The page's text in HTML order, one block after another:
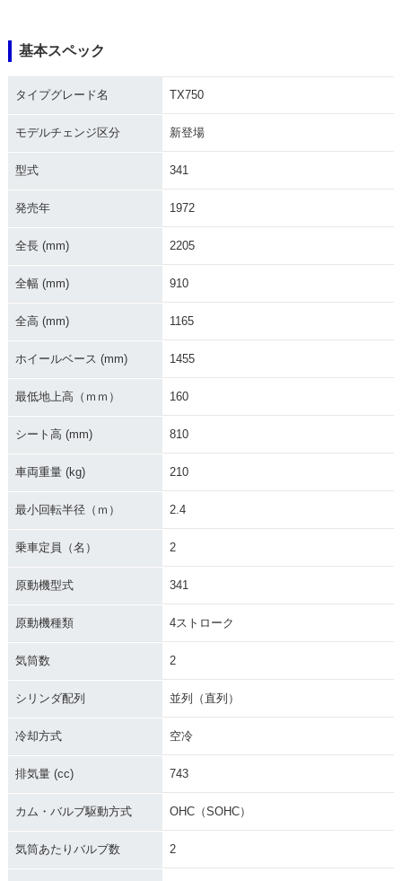
基本スペック
タイプグレード名 TX750
モデルチェンジ区分 新登場
型式 341
発売年 1972
全長 (mm) 2205
全幅 (mm) 910
全高 (mm) 1165
ホイールベース (mm) 1455
最低地上高（ｍｍ） 160
シート高 (mm) 810
車両重量 (kg) 210
最小回転半径（ｍ） 2.4
乗車定員（名） 2
原動機型式 341
原動機種類 4ストローク
気筒数 2
シリンダ配列 並列（直列）
冷却方式 空冷
排気量 (cc) 743
カム・バルブ駆動方式 OHC（SOHC）
気筒あたりバルブ数 2